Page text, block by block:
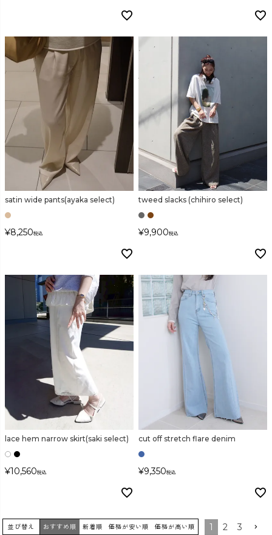
satin wide pants(ayaka select)
¥8,250税込
tweed slacks (chihiro select)
¥9,900税込
lace hem narrow skirt(saki select)
¥10,560税込
cut off stretch flare denim
¥9,350税込
並び替え おすすめ順 新着順 価格が安い順 価格が高い順 1 2 3